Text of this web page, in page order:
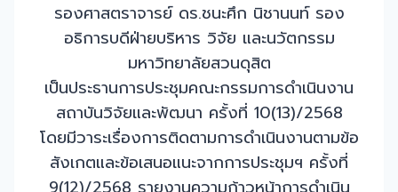
รองศาสตราจารย์ ดร.ชนะศึก นิชานนท์ รอง
อธิการบดีฝ่ายบริหาร วิจัย และนวัตกรรม
มหาวิทยาลัยสวนดุสิต
เป็นประธานการประชุมคณะกรรมการดำเนินงาน
สถาบันวิจัยและพัฒนา ครั้งที่ 10(13)/2568
โดยมีวาระเรื่องการติดตามการดำเนินงานตามข้อ
สังเกตและข้อเสนอแนะจากการประชุมฯ ครั้งที่